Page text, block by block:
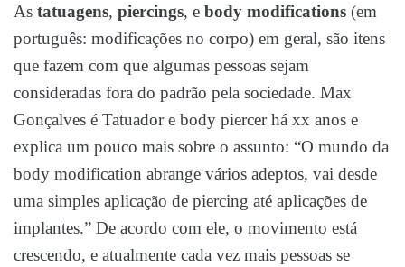
As tatuagens, piercings, e body modifications (em
português: modificações no corpo) em geral, são itens
que fazem com que algumas pessoas sejam
consideradas fora do padrão pela sociedade. Max
Gonçalves é Tatuador e body piercer há xx anos e
explica um pouco mais sobre o assunto: “O mundo da
body modification abrange vários adeptos, vai desde
uma simples aplicação de piercing até aplicações de
implantes.” De acordo com ele, o movimento está
crescendo, e atualmente cada vez mais pessoas se